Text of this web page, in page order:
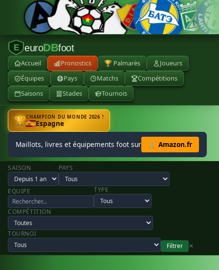
E euroDBfoot
Accueil Pronostics 🏆 Palmarès
Joueurs
Équipes
Pays Matchs
Compétitions
Saisons
Stades Tournois
🏆CHAMPION DU MONDE 2026 !
Espagne
Maillots, livres et équipements foot sur 🛒 Amazon.fr
SAISON PAYS
EQUIPE TYPE
COMPÉTITION
TOURNOI
Filtrer
✕